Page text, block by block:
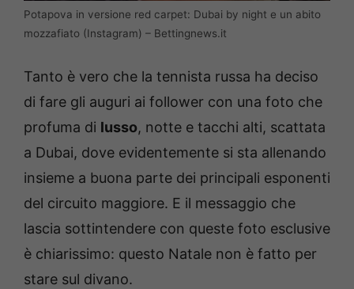
Potapova in versione red carpet: Dubai by night e un abito
mozzafiato (Instagram) – Bettingnews.it
Tanto è vero che la tennista russa ha deciso
di fare gli auguri ai follower con una foto che
profuma di lusso, notte e tacchi alti, scattata
a Dubai, dove evidentemente si sta allenando
insieme a buona parte dei principali esponenti
del circuito maggiore. E il messaggio che
lascia sottintendere con queste foto esclusive
è chiarissimo: questo Natale non è fatto per
stare sul divano.